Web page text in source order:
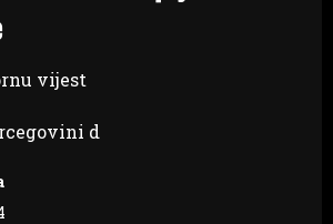
vijest
d